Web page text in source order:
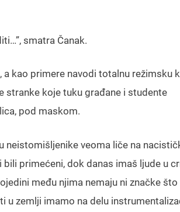
smatra Čanak.
a kao primere navodi totalnu režimsku
stranke koje tuku građane i studente
pod maskom.
neistomišljenike veoma liče na
primećeni, dok danas imaš ljude u
među njima nemaju ni značke što
u zemlji imamo na delu